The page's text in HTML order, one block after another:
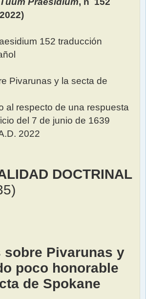
152 traducción
Pivarunas y la secta de
al respecto de una respuesta
del 7 de junio de 1639
2022
DOCTRINAL
sobre Pivarunas y
poco honorable
de Spokane